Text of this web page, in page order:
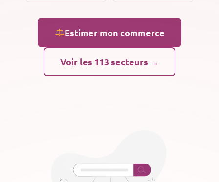
Estimer mon commerce
Voir les 113 secteurs →